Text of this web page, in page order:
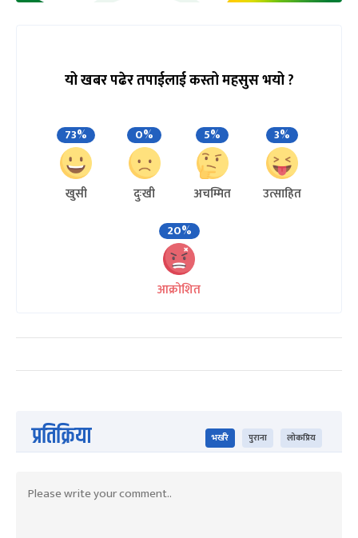
यो खबर पढेर तपाईलाई कस्तो महसुस भयो ?
73%
खुसी
0%
दुःखी
5%
अचम्मित
3%
उत्साहित
20%
आक्रोशित
प्रतिक्रिया भर्खरै पुराना लोकप्रिय